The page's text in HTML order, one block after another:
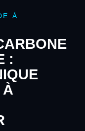
À
:
À